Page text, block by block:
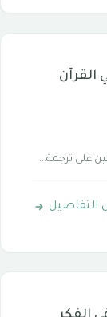
القرآن
على ترجمة...